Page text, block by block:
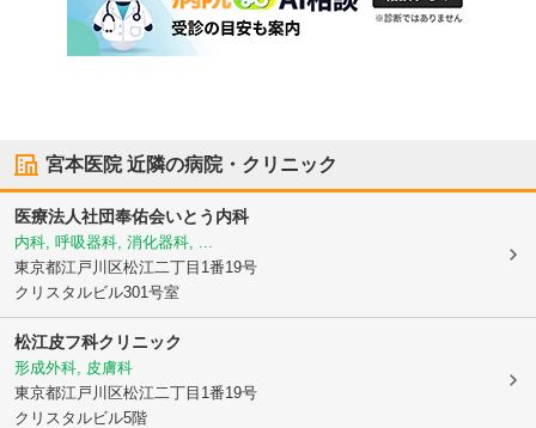
宮本医院近隣の病院・クリニック
医療法人社団奉佑会いとう内科
内科, 呼吸器科, 消化器科, ...
東京都江戸川区松江二丁目1番19号
クリスタルビル301号室
松江皮フ科クリニック
形成外科, 皮膚科
東京都江戸川区松江二丁目1番19号
クリスタルビル5階